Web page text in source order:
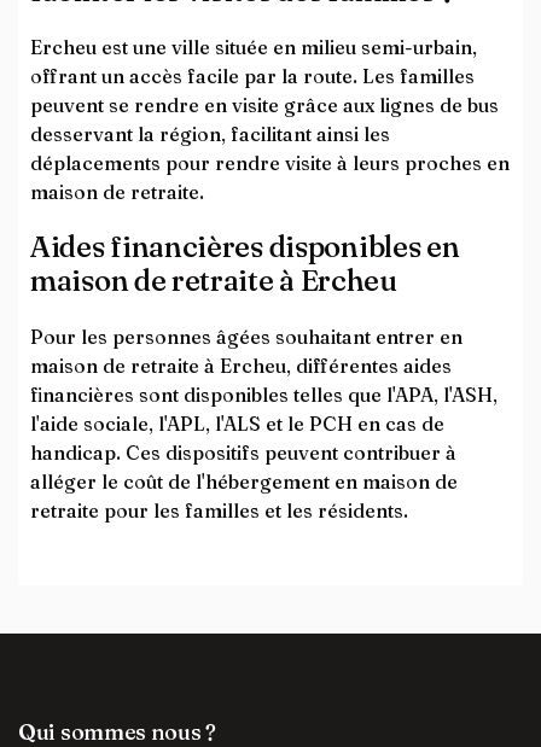
Ercheu est une ville située en milieu semi-urbain,
offrant un accès facile par la route. Les familles
peuvent se rendre en visite grâce aux lignes de bus
desservant la région, facilitant ainsi les
déplacements pour rendre visite à leurs proches en
maison de retraite.
Aides financières disponibles en
maison de retraite à Ercheu
Pour les personnes âgées souhaitant entrer en
maison de retraite à Ercheu, différentes aides
financières sont disponibles telles que l'APA, l'ASH,
l'aide sociale, l'APL, l'ALS et le PCH en cas de
handicap. Ces dispositifs peuvent contribuer à
alléger le coût de l'hébergement en maison de
retraite pour les familles et les résidents.
Qui sommes nous ?